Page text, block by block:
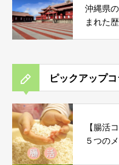
沖縄県
まれた
ピックアップ
【腸活
５つの